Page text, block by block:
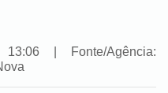
| Fonte/Agência: